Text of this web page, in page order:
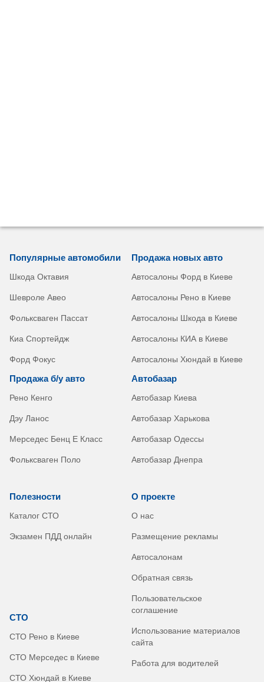
Популярные автомобили
Шкода Октавия
Шевроле Авео
Фольксваген Пассат
Киа Спортейдж
Форд Фокус
Продажа б/у авто
Рено Кенго
Дэу Ланос
Мерседес Бенц Е Класс
Фольксваген Поло
Продажа новых авто
Автосалоны Форд в Киеве
Автосалоны Рено в Киеве
Автосалоны Шкода в Киеве
Автосалоны КИА в Киеве
Автосалоны Хюндай в Киеве
Автобазар
Автобазар Киева
Автобазар Харькова
Автобазар Одессы
Автобазар Днепра
Полезности
Каталог СТО
Экзамен ПДД онлайн
СТО
СТО Рено в Киеве
СТО Мерседес в Киеве
СТО Хюндай в Киеве
О проекте
О нас
Размещение рекламы
Автосалонам
Обратная связь
Пользовательское
соглашение
Использование материалов
сайта
Работа для водителей